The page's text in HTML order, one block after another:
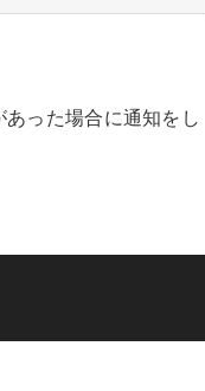
った場合に通知をし